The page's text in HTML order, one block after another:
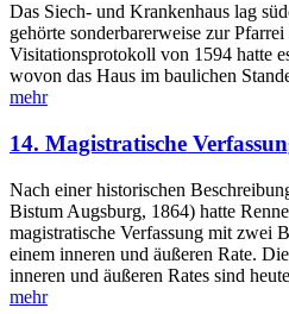
Das Siech- und Krankenhaus lag
gehörte sonderbarerweise zur
Visitationsprotokoll von 1594 hatte
wovon das Haus im baulichen
mehr
14. Magistratische
Nach einer historischen
Bistum Augsburg, 1864) hatte
magistratische Ver­fassung mit zwei
einem inneren und äußeren Rate.
inneren und äußeren Rates sind
mehr